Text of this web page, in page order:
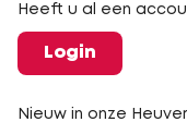
Heeft u al een
Login
Nieuw in onze